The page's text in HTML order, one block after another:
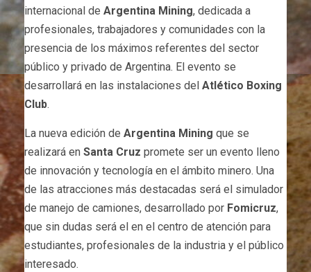
internacional de Argentina Mining, dedicada a
profesionales, trabajadores y comunidades con la
presencia de los máximos referentes del sector
público y privado de Argentina. El evento se
desarrollará en las instalaciones del Atlético Boxing
Club.
La nueva edición de Argentina Mining que se
realizará en Santa Cruz promete ser un evento lleno
de innovación y tecnología en el ámbito minero. Una
de las atracciones más destacadas será el simulador
de manejo de camiones, desarrollado por Fomicruz,
que sin dudas será el en el centro de atención para
estudiantes, profesionales de la industria y el público
interesado.